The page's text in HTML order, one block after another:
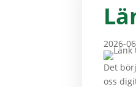
2026-
Det
oss